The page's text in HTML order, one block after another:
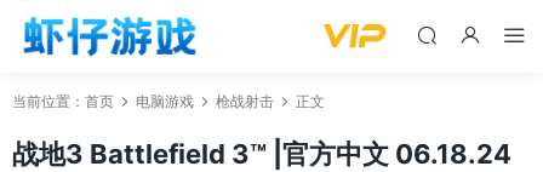
当前位置： 首页 电脑游戏 枪战射击 正文
战地3 Battlefield 3™ |官方中文 06.18.24